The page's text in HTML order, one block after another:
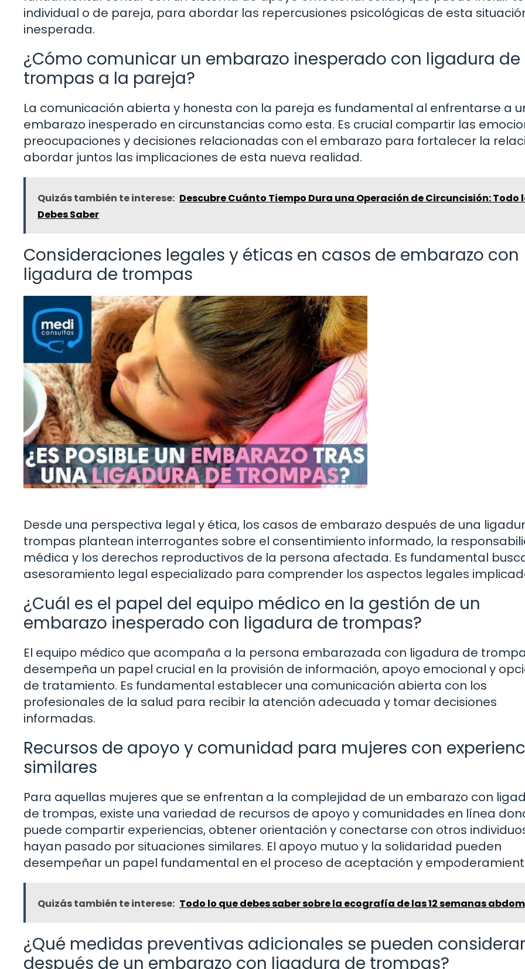
individual o de pareja, para abordar las repercusiones psicológicas de esta
inesperada.
¿Cómo comunicar un embarazo inesperado con ligadura de
trompas a la pareja?
La comunicación abierta y honesta con la pareja es fundamental al enfrentarse a
embarazo inesperado en circunstancias como esta. Es crucial compartir las
preocupaciones y decisiones relacionadas con el embarazo para fortalecer la
abordar juntos las implicaciones de esta nueva realidad.
Quizás también te interese: Descubre Cuánto Tiempo Dura una Operación de Circuncisión: Todo
Debes Saber
Consideraciones legales y éticas en casos de embarazo con
ligadura de trompas
Desde una perspectiva legal y ética, los casos de embarazo después de una
trompas plantean interrogantes sobre el consentimiento informado, la
médica y los derechos reproductivos de la persona afectada. Es fundamental
asesoramiento legal especializado para comprender los aspectos legales
¿Cuál es el papel del equipo médico en la gestión de un
embarazo inesperado con ligadura de trompas?
El equipo médico que acompaña a la persona embarazada con ligadura de
desempeña un papel crucial en la provisión de información, apoyo emocional y
de tratamiento. Es fundamental establecer una comunicación abierta con los
profesionales de la salud para recibir la atención adecuada y tomar decisiones
informadas.
Recursos de apoyo y comunidad para mujeres con
similares
Para aquellas mujeres que se enfrentan a la complejidad de un embarazo con
de trompas, existe una variedad de recursos de apoyo y comunidades en línea
puede compartir experiencias, obtener orientación y conectarse con otros
hayan pasado por situaciones similares. El apoyo mutuo y la solidaridad pueden
desempeñar un papel fundamental en el proceso de aceptación y
Quizás también te interese: Todo lo que debes saber sobre la ecografía de las 12 semanas
¿Qué medidas preventivas adicionales se pueden considerar
después de un embarazo con ligadura de trompas?